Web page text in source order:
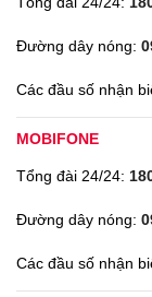
Đường dây nóng:
Các đầu số nhận
MOBIFONE
Tổng đài 24/24:
Đường dây nóng:
Các đầu số nhận